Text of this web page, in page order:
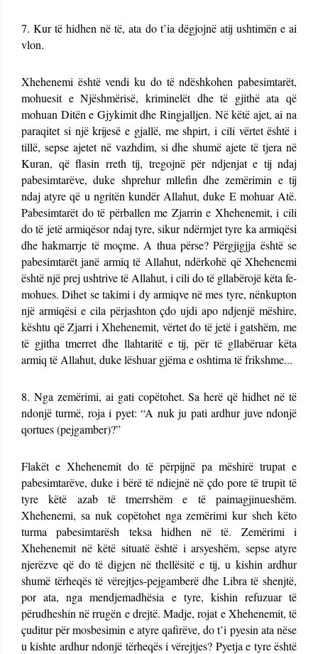
7. Kur të hidhen në të, ata do t’ia dëgjojnë atij ushtimën e ai
vlon.
Xhehenemi është vendi ku do të ndëshkohen pabesimtarët,
mohuesit e Njëshmërisë, kriminelët dhe të gjithë ata që
mohuan Ditën e Gjykimit dhe Ringjalljen. Në këtë ajet, ai na
paraqitet si një krijesë e gjallë, me shpirt, i cili vërtet është i
tillë, sepse ajetet në vazhdim, si dhe shumë ajete të tjera në
Kuran, që flasin rreth tij, tregojnë për ndjenjat e tij ndaj
pabesimtarëve, duke shprehur mllefin dhe zemërimin e tij
ndaj atyre që u ngritën kundër Allahut, duke E mohuar Atë.
Pabesimtarët do të përballen me Zjarrin e Xhehenemit, i cili
do të jetë armiqësor ndaj tyre, sikur ndërmjet tyre ka armiqësi
dhe hakmarrje të moçme. A thua përse? Përgjigjja është se
pabesimtarët janë armiq të Allahut, ndërkohë që Xhehenemi
është një prej ushtrive të Allahut, i cili do të gllabërojë këta fe-
mohues. Dihet se takimi i dy armiqve në mes tyre, nënkupton
një armiqësi e cila përjashton çdo ujdi apo ndjenjë mëshire,
kështu që Zjarri i Xhehenemit, vërtet do të jetë i gatshëm, me
të gjitha tmerret dhe llahtaritë e tij, për të gllabëruar këta
armiq të Allahut, duke lëshuar gjëma e oshtima të frikshme...
8. Nga zemërimi, ai gati copëtohet. Sa herë që hidhet në të
ndonjë turmë, roja i pyet: “A nuk ju pati ardhur juve ndonjë
qortues (pejgamber)?”
Flakët e Xhehenemit do të përpijnë pa mëshirë trupat e
pabesimtarëve, duke i bërë të ndiejnë në çdo pore të trupit të
tyre këtë azab të tmerrshëm e të paimagjinueshëm.
Xhehenemi, sa nuk copëtohet nga zemërimi kur sheh këto
turma pabesimtarësh teksa hidhen në të. Zemërimi i
Xhehenemit në këtë situatë është i arsyeshëm, sepse atyre
njerëzve që do të digjen në thellësitë e tij, u kishin ardhur
shumë tërheqës të vërejtjes-pejgamberë dhe Libra të shenjtë,
por ata, nga mendjemadhësia e tyre, kishin refuzuar të
përudheshin në rrugën e drejtë. Madje, rojat e Xhehenemit, të
çuditur për mosbesimin e atyre qafirëve, do t’i pyesin ata nëse
u kishte ardhur ndonjë tërheqës i vërejtjes? Pyetja e tyre është